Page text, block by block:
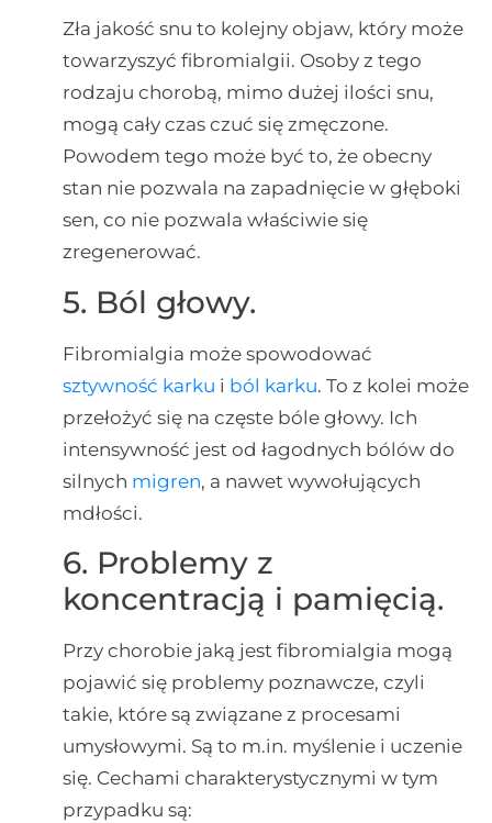
Zła jakość snu to kolejny objaw, który może
towarzyszyć fibromialgii. Osoby z tego
rodzaju chorobą, mimo dużej ilości snu,
mogą cały czas czuć się zmęczone.
Powodem tego może być to, że obecny
stan nie pozwala na zapadnięcie w głęboki
sen, co nie pozwala właściwie się
zregenerować.
5. Ból głowy.
Fibromialgia może spowodować
sztywność karku i ból karku. To z kolei może
przełożyć się na częste bóle głowy. Ich
intensywność jest od łagodnych bólów do
silnych migren, a nawet wywołujących
mdłości.
6. Problemy z
koncentracją i pamięcią.
Przy chorobie jaką jest fibromialgia mogą
pojawić się problemy poznawcze, czyli
takie, które są związane z procesami
umysłowymi. Są to m.in. myślenie i uczenie
się. Cechami charakterystycznymi w tym
przypadku są: